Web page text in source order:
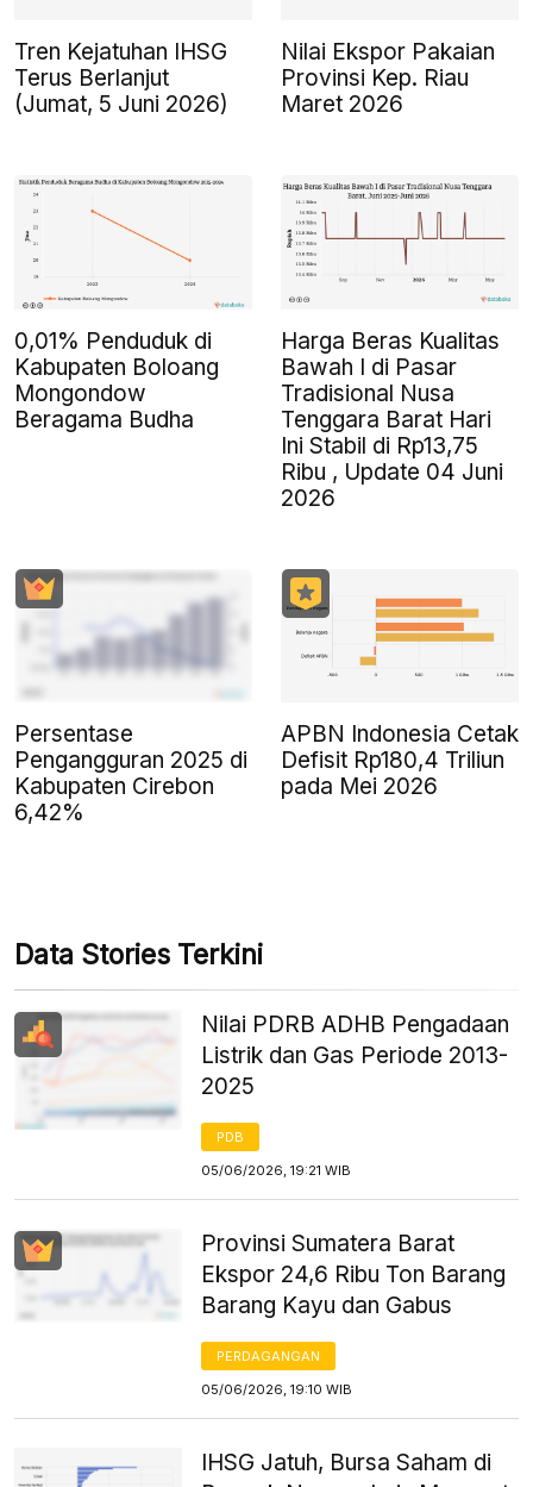
Tren Kejatuhan IHSG
Terus Berlanjut
(Jumat, 5 Juni 2026)
Nilai Ekspor Pakaian
Provinsi Kep. Riau
Maret 2026
0,01% Penduduk di
Kabupaten Boloang
Mongondow
Beragama Budha
Harga Beras Kualitas
Bawah I di Pasar
Tradisional Nusa
Tenggara Barat Hari
Ini Stabil di Rp13,75
Ribu , Update 04 Juni
2026
Persentase
Pengangguran 2025 di
Kabupaten Cirebon
6,42%
APBN Indonesia Cetak
Defisit Rp180,4 Triliun
pada Mei 2026
Data Stories Terkini
Nilai PDRB ADHB Pengadaan
Listrik dan Gas Periode 2013-
2025
PDB
05/06/2026, 19:21 WIB
Provinsi Sumatera Barat
Ekspor 24,6 Ribu Ton Barang
Barang Kayu dan Gabus
PERDAGANGAN
05/06/2026, 19:10 WIB
IHSG Jatuh, Bursa Saham di